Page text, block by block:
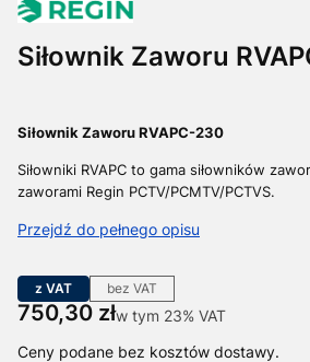
Siłownik Zaworu
Siłownik Zaworu RVAPC-230
Siłowniki RVAPC to gama siłowników
zaworami Regin PCTV/PCMTV/PCTVS.
Przejdź do pełnego opisu
z VAT bez VAT
Cena
750,30 złw tym 23% VAT
w tym 23% VAT
Ceny podane bez kosztów dostawy.